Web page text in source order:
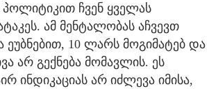
ჩვენ ყველას
ამ მენტალობას აჩვევთ
ეუბნებით, 10 ლარს მოგიმატებ და
არ გექნება მომავლის. ეს
ინდიკაციას არ იძლევა იმისა,